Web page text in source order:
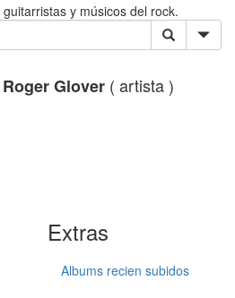
y músicos del rock.
Roger Glover ( artista )
Extras
Albums recien subidos